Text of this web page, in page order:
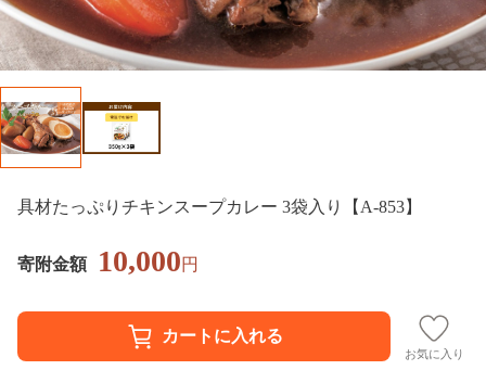
具材たっぷりチキンスープカレー 3袋入り【A-853】
寄附金額 10,000円
お気に入り